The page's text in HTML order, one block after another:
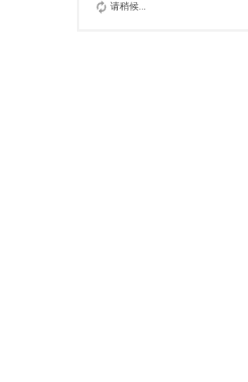
请稍候...